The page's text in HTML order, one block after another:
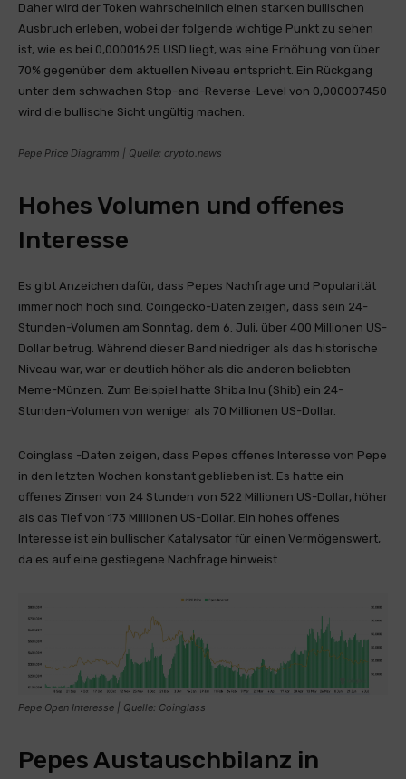
Daher wird der Token wahrscheinlich einen starken bullischen
Ausbruch erleben, wobei der folgende wichtige Punkt zu sehen
ist, wie es bei 0,00001625 USD liegt, was eine Erhöhung von über
70% gegenüber dem aktuellen Niveau entspricht. Ein Rückgang
unter dem schwachen Stop-and-Reverse-Level von 0,000007450
wird die bullische Sicht ungültig machen.
Pepe Price Diagramm | Quelle: crypto.news
Hohes Volumen und offenes
Interesse
Es gibt Anzeichen dafür, dass Pepes Nachfrage und Popularität
immer noch hoch sind. Coingecko-Daten zeigen, dass sein 24-
Stunden-Volumen am Sonntag, dem 6. Juli, über 400 Millionen US-
Dollar betrug. Während dieser Band niedriger als das historische
Niveau war, war er deutlich höher als die anderen beliebten
Meme-Münzen. Zum Beispiel hatte Shiba Inu (Shib) ein 24-
Stunden-Volumen von weniger als 70 Millionen US-Dollar.
Coinglass -Daten zeigen, dass Pepes offenes Interesse von Pepe
in den letzten Wochen konstant geblieben ist. Es hatte ein
offenes Zinsen von 24 Stunden von 522 Millionen US-Dollar, höher
als das Tief von 173 Millionen US-Dollar. Ein hohes offenes
Interesse ist ein bullischer Katalysator für einen Vermögenswert,
da es auf eine gestiegene Nachfrage hinweist.
Pepe Open Interesse | Quelle: Coinglass
Pepes Austauschbilanz in